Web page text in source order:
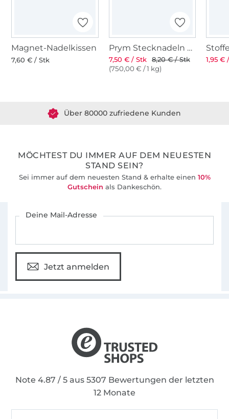
Magnet-Nadelkissen
7,60 € / Stk
Prym Stecknadeln mit Griff
7,50 € / Stk
8,20 € / Stk
(750,00 € / 1 kg)
1,95 €
MÖCHTEST DU IMMER AUF DEM NEUESTEN
STAND SEIN?
Sei immer auf dem neuesten Stand & erhalte einen 10%
Gutschein als Dankeschön.
Deine Mail-Adresse
Jetzt anmelden
Note 4.87 / 5 aus 5307 Bewertungen der letzten
12 Monate